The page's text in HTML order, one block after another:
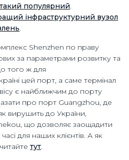
популярний.
інфраструктурний вузол
.
Shenzhen по праву
за параметрами розвитку та
того ж для
цей порт, а саме термінал
є найближчим до порту
про порт Guangzhou, де
вирушить до України,
що дозволяє заощадити
для наших клієнтів. А як
тут.